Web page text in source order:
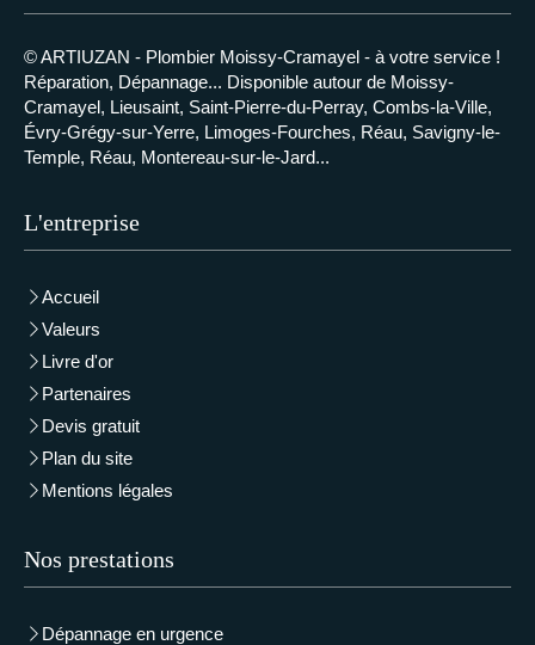
© ARTIUZAN - Plombier Moissy-Cramayel - à votre service !
Réparation, Dépannage... Disponible autour de Moissy-
Cramayel, Lieusaint, Saint-Pierre-du-Perray, Combs-la-Ville,
Évry-Grégy-sur-Yerre, Limoges-Fourches, Réau, Savigny-le-
Temple, Réau, Montereau-sur-le-Jard...
L'entreprise
Accueil
Valeurs
Livre d'or
Partenaires
Devis gratuit
Plan du site
Mentions légales
Nos prestations
Dépannage en urgence